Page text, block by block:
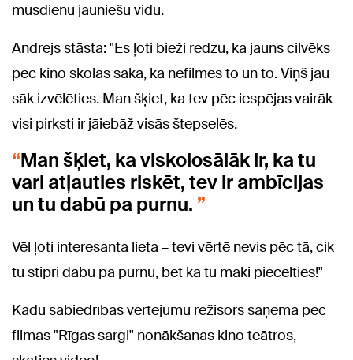
mūsdienu jauniešu vidū.
Andrejs stāsta: "Es ļoti bieži redzu, ka jauns cilvēks
pēc kino skolas saka, ka nefilmēs to un to. Viņš jau
sāk izvēlēties. Man šķiet, ka tev pēc iespējas vairāk
visi pirksti ir jāiebāž visās štepselēs.
Man šķiet, ka viskolosālāk ir, ka tu
vari atļauties riskēt, tev ir ambīcijas
un tu dabū pa purnu.
Vēl ļoti interesanta lieta – tevi vērtē nevis pēc tā, cik
tu stipri dabū pa purnu, bet kā tu māki piecelties!"
Kādu sabiedrības vērtējumu režisors saņēma pēc
filmas "Rīgas sargi" nonākšanas kino teātros,